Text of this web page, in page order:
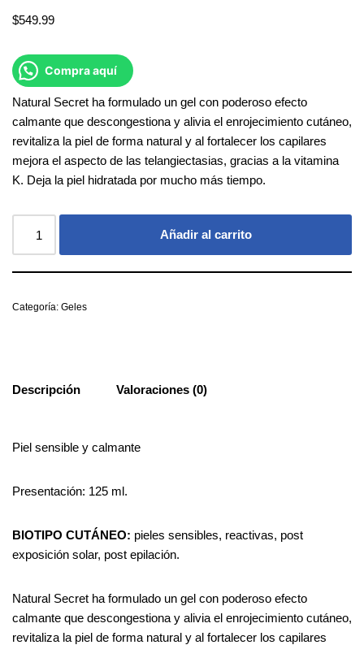
$549.99
Compra aquí
Natural Secret ha formulado un gel con poderoso efecto
calmante que descongestiona y alivia el enrojecimiento cutáneo,
revitaliza la piel de forma natural y al fortalecer los capilares
mejora el aspecto de las telangiectasias, gracias a la vitamina
K. Deja la piel hidratada por mucho más tiempo.
Añadir al carrito
Categoría: Geles
Descripción Valoraciones (0)
Piel sensible y calmante
Presentación: 125 ml.
BIOTIPO CUTÁNEO: pieles sensibles, reactivas, post
exposición solar, post epilación.
Natural Secret ha formulado un gel con poderoso efecto
calmante que descongestiona y alivia el enrojecimiento cutáneo,
revitaliza la piel de forma natural y al fortalecer los capilares